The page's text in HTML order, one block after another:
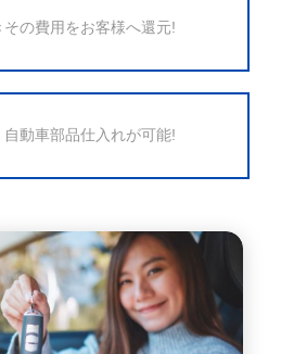
の費用をお客様へ還元!
動車部品仕入れが可能!